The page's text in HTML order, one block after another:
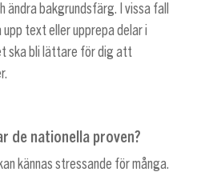
ändra bakgrundsfärg. I vissa fall
upp text eller upprepa delar i
ska bli lättare för dig att
de nationella proven?
kännas stressande för många.